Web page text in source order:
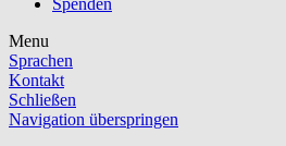
Spenden
Menu
Sprachen
Kontakt
Schließen
Navigation überspringen